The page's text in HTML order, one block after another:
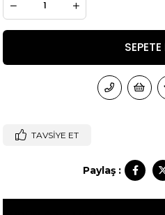
TAVSIYE ET
Paylaş :